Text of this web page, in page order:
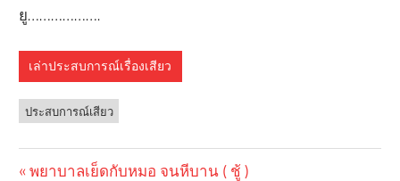
ยู……………….
เล่าประสบการณ์เรื่องเสียว
ประสบการณ์เสียว
Previous
พยาบาลเย็ดกับหมอ จนหีบาน ( ชู้ )